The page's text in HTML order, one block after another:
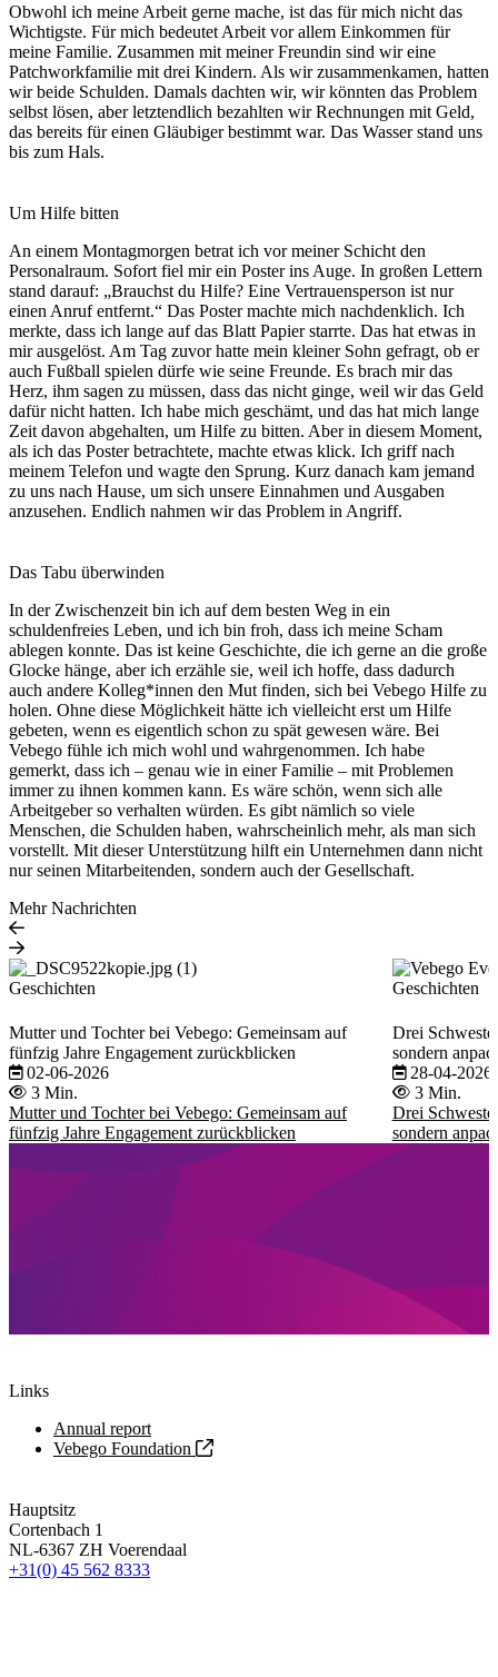
Obwohl ich meine Arbeit gerne mache, ist das für mich nicht das
Wichtigste. Für mich bedeutet Arbeit vor allem Einkommen für
meine Familie. Zusammen mit meiner Freundin sind wir eine
Patchworkfamilie mit drei Kindern. Als wir zusammenkamen, hatten
wir beide Schulden. Damals dachten wir, wir könnten das Problem
selbst lösen, aber letztendlich bezahlten wir Rechnungen mit Geld,
das bereits für einen Gläubiger bestimmt war. Das Wasser stand uns
bis zum Hals.
Um Hilfe bitten
An einem Montagmorgen betrat ich vor meiner Schicht den
Personalraum. Sofort fiel mir ein Poster ins Auge. In großen Lettern
stand darauf: „Brauchst du Hilfe? Eine Vertrauensperson ist nur
einen Anruf entfernt.“ Das Poster machte mich nachdenklich. Ich
merkte, dass ich lange auf das Blatt Papier starrte. Das hat etwas in
mir ausgelöst. Am Tag zuvor hatte mein kleiner Sohn gefragt, ob er
auch Fußball spielen dürfe wie seine Freunde. Es brach mir das
Herz, ihm sagen zu müssen, dass das nicht ginge, weil wir das Geld
dafür nicht hatten. Ich habe mich geschämt, und das hat mich lange
Zeit davon abgehalten, um Hilfe zu bitten. Aber in diesem Moment,
als ich das Poster betrachtete, machte etwas klick. Ich griff nach
meinem Telefon und wagte den Sprung. Kurz danach kam jemand
zu uns nach Hause, um sich unsere Einnahmen und Ausgaben
anzusehen. Endlich nahmen wir das Problem in Angriff.
Das Tabu überwinden
In der Zwischenzeit bin ich auf dem besten Weg in ein
schuldenfreies Leben, und ich bin froh, dass ich meine Scham
ablegen konnte. Das ist keine Geschichte, die ich gerne an die große
Glocke hänge, aber ich erzähle sie, weil ich hoffe, dass dadurch
auch andere Kolleg*innen den Mut finden, sich bei Vebego Hilfe zu
holen. Ohne diese Möglichkeit hätte ich vielleicht erst um Hilfe
gebeten, wenn es eigentlich schon zu spät gewesen wäre. Bei
Vebego fühle ich mich wohl und wahrgenommen. Ich habe
gemerkt, dass ich – genau wie in einer Familie – mit Problemen
immer zu ihnen kommen kann. Es wäre schön, wenn sich alle
Arbeitgeber so verhalten würden. Es gibt nämlich so viele
Menschen, die Schulden haben, wahrscheinlich mehr, als man sich
vorstellt. Mit dieser Unterstützung hilft ein Unternehmen dann nicht
nur seinen Mitarbeitenden, sondern auch der Gesellschaft.
Mehr Nachrichten
Geschichten
Mutter und Tochter bei Vebego: Gemeinsam auf
fünfzig Jahre Engagement zurückblicken
02-06-2026
3 Min.
Mutter und Tochter bei Vebego: Gemeinsam auf
fünfzig Jahre Engagement zurückblicken
Geschichten
Drei
sondern
28-04-2026
3 Min.
Drei
sondern
Links
Annual report
Vebego Foundation
Hauptsitz
Cortenbach 1
NL-6367 ZH Voerendaal
+31(0) 45 562 8333